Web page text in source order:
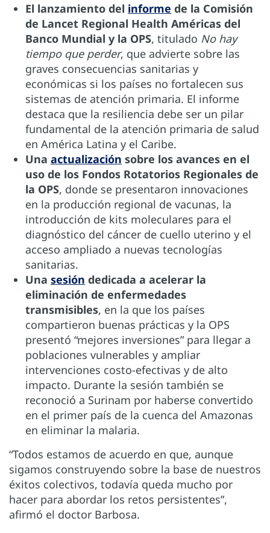
El lanzamiento del informe de la Comisión
de Lancet Regional Health Américas del
Banco Mundial y la OPS, titulado No hay
tiempo que perder, que advierte sobre las
graves consecuencias sanitarias y
económicas si los países no fortalecen sus
sistemas de atención primaria. El informe
destaca que la resiliencia debe ser un pilar
fundamental de la atención primaria de salud
en América Latina y el Caribe.
Una actualización sobre los avances en el
uso de los Fondos Rotatorios Regionales de
la OPS, donde se presentaron innovaciones
en la producción regional de vacunas, la
introducción de kits moleculares para el
diagnóstico del cáncer de cuello uterino y el
acceso ampliado a nuevas tecnologías
sanitarias.
Una sesión dedicada a acelerar la
eliminación de enfermedades
transmisibles, en la que los países
compartieron buenas prácticas y la OPS
presentó “mejores inversiones” para llegar a
poblaciones vulnerables y ampliar
intervenciones costo-efectivas y de alto
impacto. Durante la sesión también se
reconoció a Surinam por haberse convertido
en el primer país de la cuenca del Amazonas
en eliminar la malaria.
“Todos estamos de acuerdo en que, aunque
sigamos construyendo sobre la base de nuestros
éxitos colectivos, todavía queda mucho por
hacer para abordar los retos persistentes”,
afirmó el doctor Barbosa.